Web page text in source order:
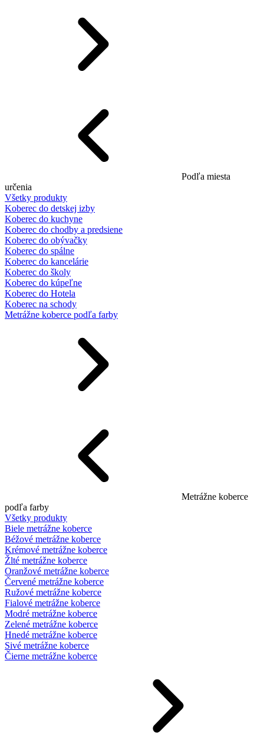
Podľa miesta
určenia
Všetky produkty
Koberec do detskej izby
Koberec do kuchyne
Koberec do chodby a predsiene
Koberec do obývačky
Koberec do spálne
Koberec do kancelárie
Koberec do školy
Koberec do kúpeľne
Koberec do Hotela
Koberec na schody
Metrážne koberce podľa farby
Metrážne koberce
podľa farby
Všetky produkty
Biele metrážne koberce
Béžové metrážne koberce
Krémové metrážne koberce
Žlté metrážne koberce
Oranžové metrážne koberce
Červené metrážne koberce
Ružové metrážne koberce
Fialové metrážne koberce
Modré metrážne koberce
Zelené metrážne koberce
Hnedé metrážne koberce
Sivé metrážne koberce
Čierne metrážne koberce